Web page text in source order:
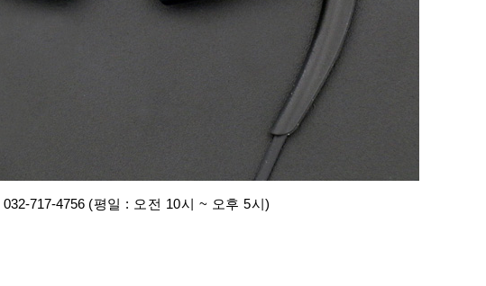
032-717-4756 (평일 : 오전 10시 ~ 오후 5시)